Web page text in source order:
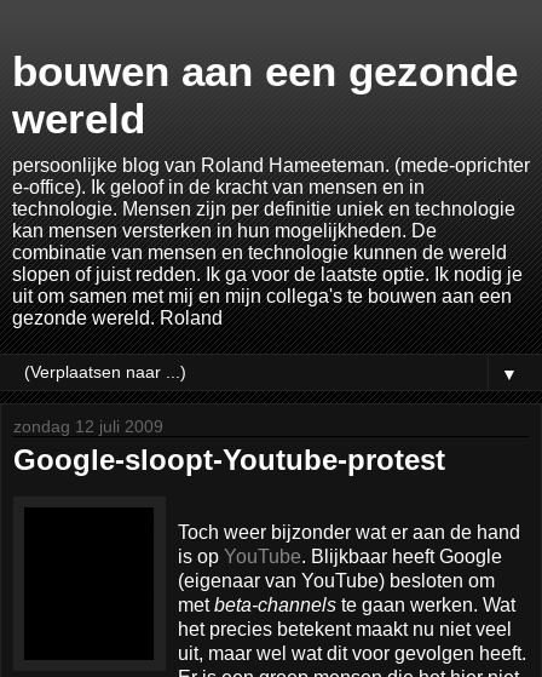
bouwen aan een gezonde
wereld
persoonlijke blog van Roland Hameeteman. (mede-oprichter
e-office). Ik geloof in de kracht van mensen en in
technologie. Mensen zijn per definitie uniek en technologie
kan mensen versterken in hun mogelijkheden. De
combinatie van mensen en technologie kunnen de wereld
slopen of juist redden. Ik ga voor de laatste optie. Ik nodig je
uit om samen met mij en mijn collega's te bouwen aan een
gezonde wereld. Roland
▼
zondag 12 juli 2009
Google-sloopt-Youtube-protest
Toch weer bijzonder wat er aan de hand
is op YouTube. Blijkbaar heeft Google
(eigenaar van YouTube) besloten om
metbeta-channels te gaan werken. Wat
het precies betekent maakt nu niet veel
uit, maar wel wat dit voor gevolgen heeft.